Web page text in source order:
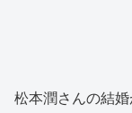
松本潤さんの結